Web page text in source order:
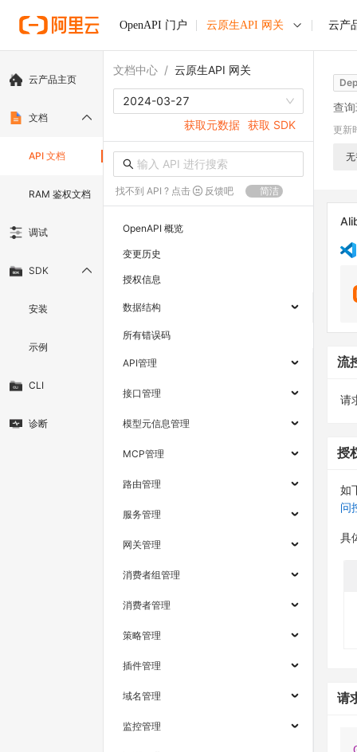
OpenAPI 门户 云原生API 网关 云产
云产品主页
文档
API 文档
RAM 鉴权文档
调试
SDK
安装
示例
CLI
诊断
文档中心 / 云原生API 网关
2024-03-27
获取元数据 获取 SDK
找不到 API ? 点击 反馈吧 简洁
OpenAPI 概览
变更历史
授权信息
数据结构
所有错误码
API管理
接口管理
模型元信息管理
MCP管理
路由管理
服务管理
网关管理
消费者组管理
消费者管理
策略管理
插件管理
域名管理
监控管理
查
更新
流
请
授
如
问
具
请